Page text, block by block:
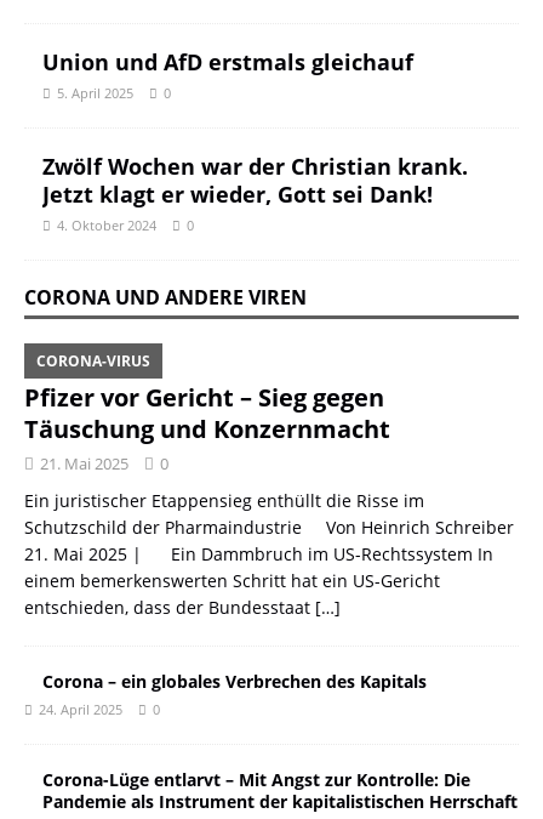
Union und AfD erstmals gleichauf
5. April 2025 0
Zwölf Wochen war der Christian krank.
Jetzt klagt er wieder, Gott sei Dank!
4. Oktober 2024 0
CORONA UND ANDERE VIREN
Pfizer vor Gericht – Sieg gegen
Täuschung und Konzernmacht
CORONA-VIRUS
21. Mai 2025 0
Ein juristischer Etappensieg enthüllt die Risse im
Schutzschild der Pharmaindustrie Von Heinrich Schreiber
21. Mai 2025 | Ein Dammbruch im US-Rechtssystem In
einem bemerkenswerten Schritt hat ein US-Gericht
entschieden, dass der Bundesstaat […]
Corona – ein globales Verbrechen des Kapitals
24. April 2025 0
Corona-Lüge entlarvt – Mit Angst zur Kontrolle: Die
Pandemie als Instrument der kapitalistischen Herrschaft